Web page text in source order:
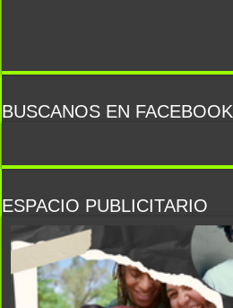
BUSCANOS EN FACEBOOK
ESPACIO PUBLICITARIO